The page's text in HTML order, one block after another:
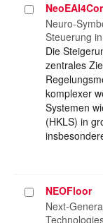
Projekt
auswählen
Neuro-
Steuerung
Die
zentrales
komplexer
Systemen
(HKLS) in
Projekt
auswählen
NEOFloor
Next-